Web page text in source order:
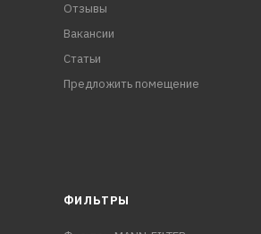
Отзывы
Вакансии
Статьи
Предложить помещение
ФИЛЬТРЫ